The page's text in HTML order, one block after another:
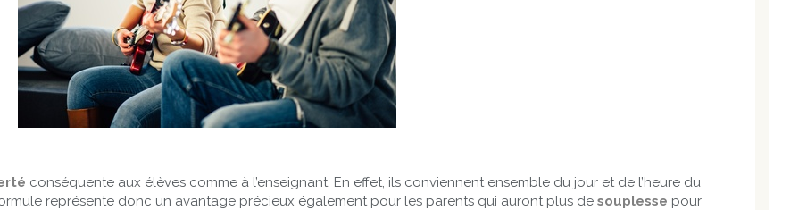
conséquente aux élèves comme à l’enseignant. En effet, ils conviennent ensemble du jour et de l’heure du
représente donc un avantage précieux également pour les parents qui auront plus desouplesse pour